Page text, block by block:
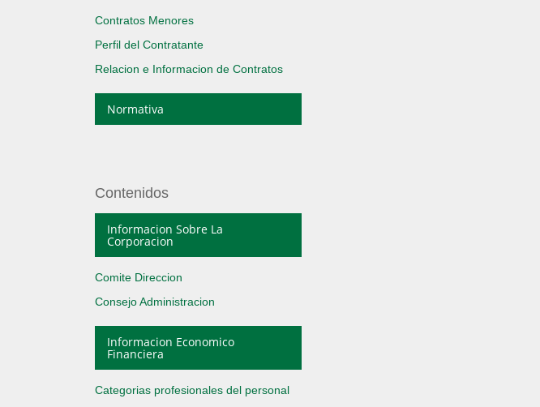
Contratos Menores
Perfil del Contratante
Relacion e Informacion de Contratos
Normativa
Contenidos
Informacion Sobre La
Corporacion
Comite Direccion
Consejo Administracion
Informacion Economico
Financiera
Categorias profesionales del personal